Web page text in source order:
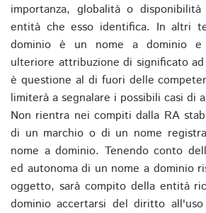
importanza, globalità o
entità che esso identifica. In altri
dominio è un nome a dominio
ulteriore attribuzione di significato
è questione al di fuori delle
limiterà a segnalare i possibili casi di
Non rientra nei compiti dalla RA
di un marchio o di un nome
nome a dominio. Tenendo conto
ed autonoma di un nome a dominio
oggetto, sarà compito della entità
dominio accertarsi del diritto